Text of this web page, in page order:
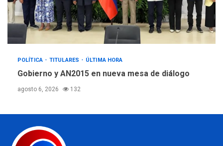
POLÍTICA TITULARES ÚLTIMA HORA
Gobierno y AN2015 en nueva mesa de diálogo
agosto 6, 2026 132